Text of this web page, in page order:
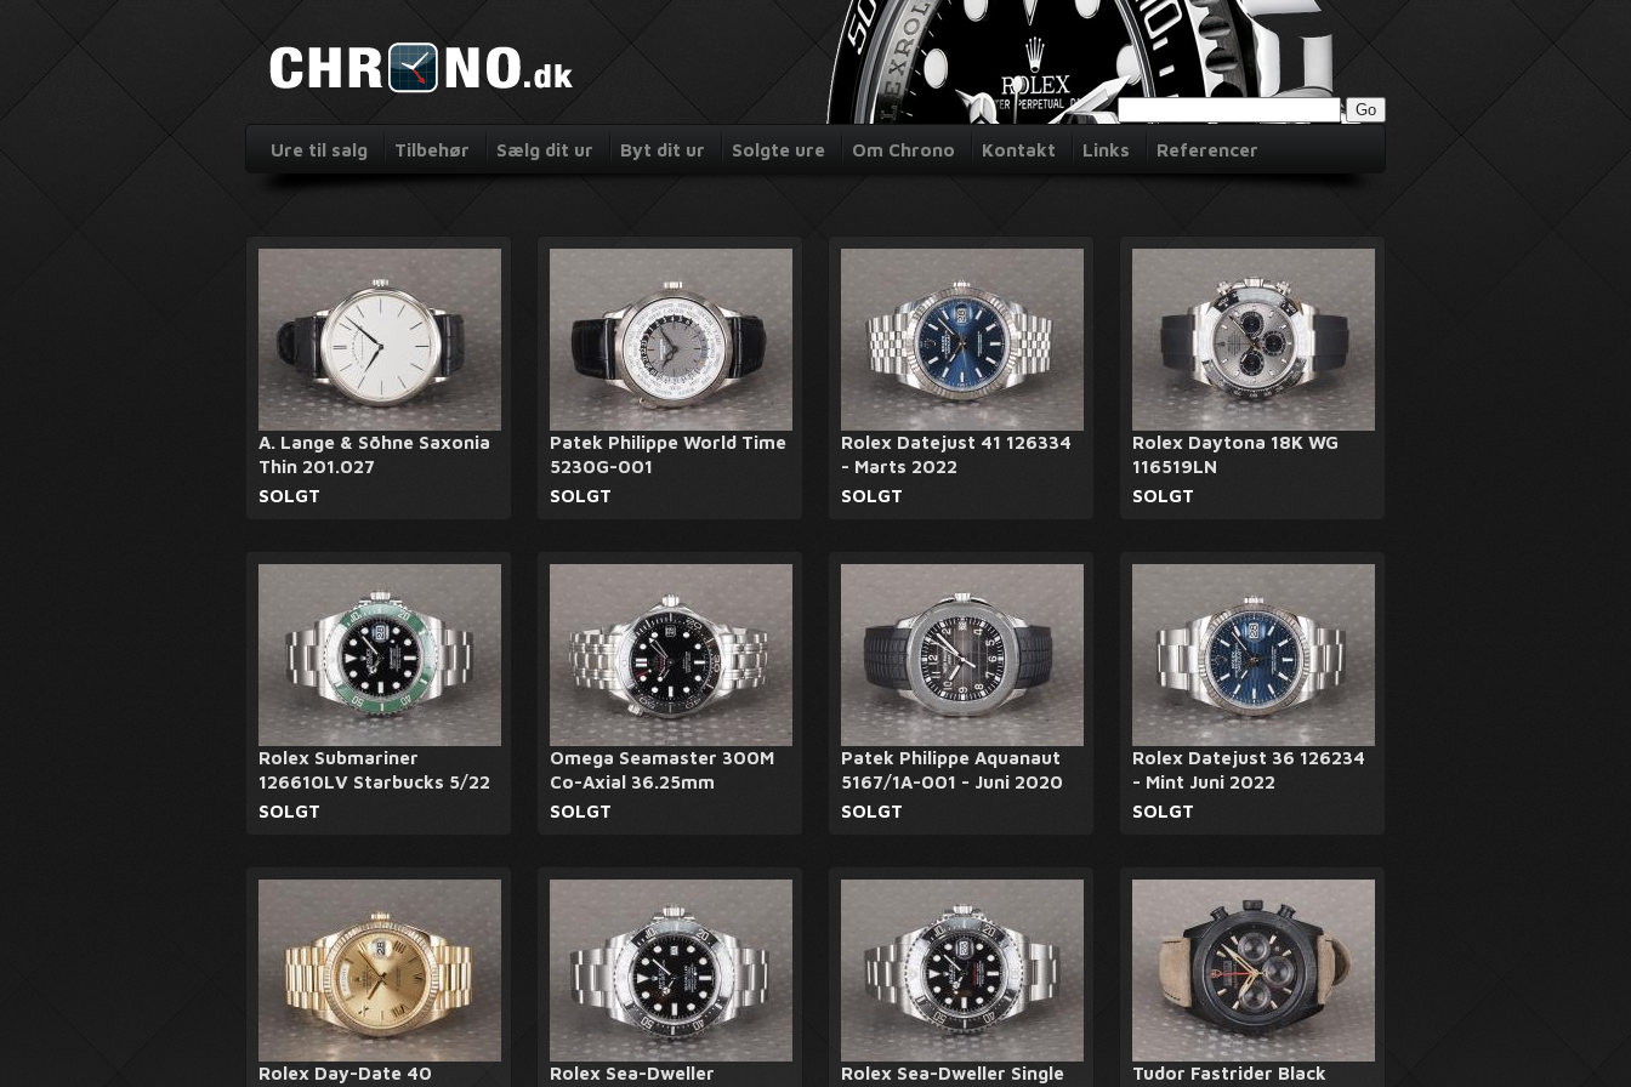
Ure til salg Tilbehør Sælg dit ur Byt dit ur Solgte ure Om Chrono Kontakt Links Referencer
A. Lange & Söhne Saxonia
Thin 201.027
SOLGT
Patek Philippe World Time
5230G-001
SOLGT
Rolex Datejust 41 126334
- Marts 2022
SOLGT
Rolex Daytona 18K WG
116519LN
SOLGT
Rolex Submariner
126610LV Starbucks 5/22
SOLGT
Omega Seamaster 300M
Co-Axial 36.25mm
SOLGT
Patek Philippe Aquanaut
5167/1A-001 - Juni 2020
SOLGT
Rolex Datejust 36 126234
- Mint Juni 2022
SOLGT
Rolex Day-Date 40 Rolex Sea-Dweller Rolex Sea-Dweller Single Tudor Fastrider Black